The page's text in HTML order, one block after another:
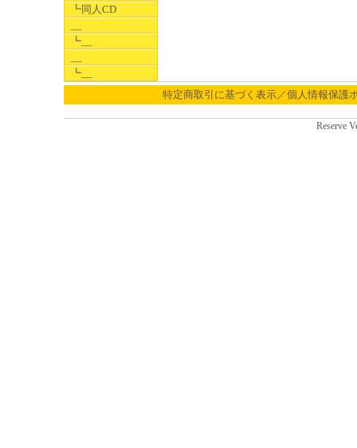
┗同人CD
┗__
┗__
特定商取引に基づく表示／個人情報保護
Reserve